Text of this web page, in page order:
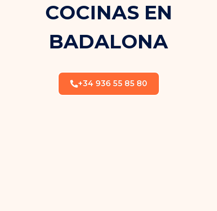
COCINAS EN
BADALONA
+34 936 55 85 80